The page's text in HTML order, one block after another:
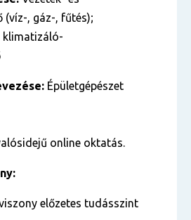
(víz-, gáz-, fűtés);
klimatizáló-
Épületgépészet
online oktatás.
előzetes tudásszint